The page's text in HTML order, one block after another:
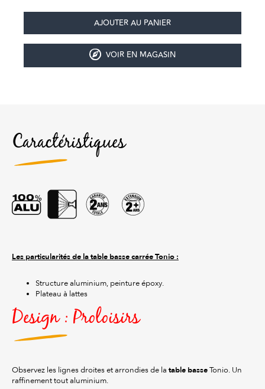
VOIR EN MAGASIN
Caractéristiques
Les particularités de la table basse carrée Tonio :
Structure aluminium, peinture époxy.
Plateau à lattes
Design : Proloisirs
Observez les lignes droites et arrondies de la table basse Tonio. Un
raffinement tout aluminium.